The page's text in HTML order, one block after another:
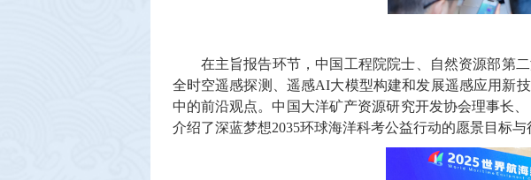
在主旨报告环节，中国工程院院士、自然资源部第
全时空遥感探测、遥感AI大模型构建和发展遥感应用新
中的前沿观点。中国大洋矿产资源研究开发协会理事长
介绍了深蓝梦想2035环球海洋科考公益行动的愿景目标